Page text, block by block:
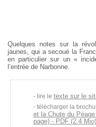
Quelques notes sur la
jaunes, qui a secoué la
en particulier sur un «
l’entrée de Narbonne.
lire le texte sur le
télécharger la
et la Chute du
page) - PDF (2.4 Mio)